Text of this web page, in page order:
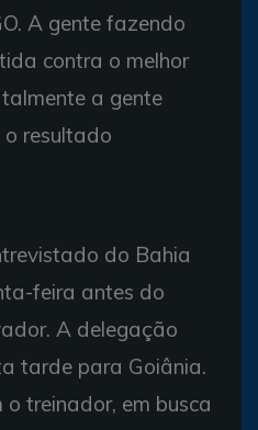
A gente fazendo
contra o melhor
a gente
o resultado
do Bahia
feira antes do
A delegação
tarde para Goiânia.
treinador, em busca